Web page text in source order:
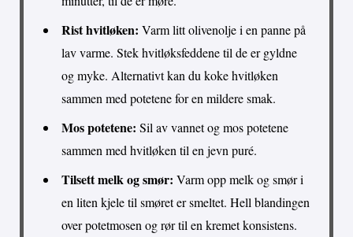
Rist hvitløken: Varm litt olivenolje i en panne på
lav varme. Stek hvitløksfeddene til de er gyldne
og myke. Alternativt kan du koke hvitløken
sammen med potetene for en mildere smak.
Mos potetene: Sil av vannet og mos potetene
sammen med hvitløken til en jevn puré.
Tilsett melk og smør: Varm opp melk og smør i
en liten kjele til smøret er smeltet. Hell blandingen
over potetmosen og rør til en kremet konsistens.